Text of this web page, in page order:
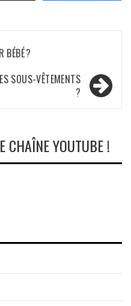
BÉBÉ ?
SOUS-VÊTEMENTS
?
CHAÎNE YOUTUBE !